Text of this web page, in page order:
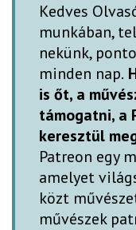
Kedves
munkában,
nekünk,
minden nap.
is őt, a
támogatni, a
keresztül
Patreon egy
amelyet
közt
művészek